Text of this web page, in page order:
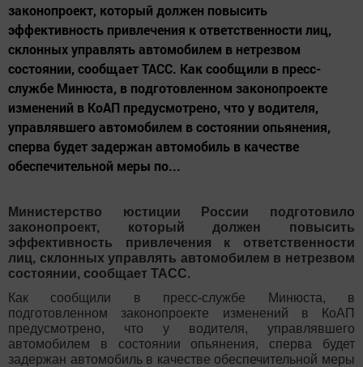
законопроект, который должен повысить
эффективность привлечения к ответственности лиц,
склонных управлять автомобилем в нетрезвом
состоянии, сообщает ТАСС. Как сообщили в пресс-
службе Минюста, в подготовленном законопроекте
изменений в КоАП предусмотрено, что у водителя,
управлявшего автомобилем в состоянии опьянения,
сперва будет задержан автомобиль в качестве
обеспечительной меры по...
Министерство юстиции России подготовило
законопроект, который должен повысить
эффективность привлечения к ответственности
лиц, склонных управлять автомобилем в нетрезвом
состоянии, сообщает ТАСС.
Как сообщили в пресс-службе Минюста, в
подготовленном законопроекте изменений в КоАП
предусмотрено, что у водителя, управлявшего
автомобилем в состоянии опьянения, сперва будет
задержан автомобиль в качестве обеспечительной меры